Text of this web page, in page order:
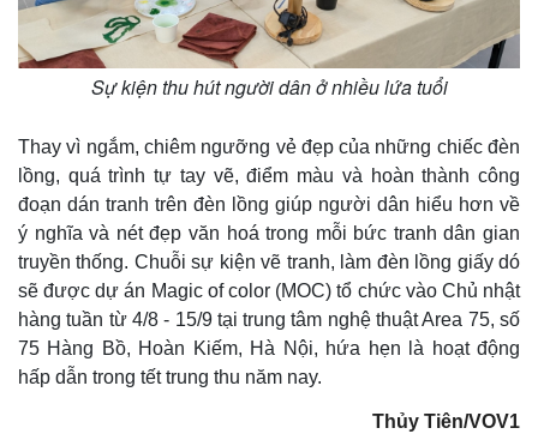
Sự kiện thu hút người dân ở nhiều lứa tuổi
Thay vì ngắm, chiêm ngưỡng vẻ đẹp của những chiếc đèn
lồng, quá trình tự tay vẽ, điểm màu và hoàn thành công
đoạn dán tranh trên đèn lồng giúp người dân hiểu hơn về
ý nghĩa và nét đẹp văn hoá trong mỗi bức tranh dân gian
truyền thống. Chuỗi sự kiện vẽ tranh, làm đèn lồng giấy dó
sẽ được dự án Magic of color (MOC) tổ chức vào Chủ nhật
hàng tuần từ 4/8 - 15/9 tại trung tâm nghệ thuật Area 75, số
75 Hàng Bồ, Hoàn Kiếm, Hà Nội, hứa hẹn là hoạt động
hấp dẫn trong tết trung thu năm nay.
Thủy Tiên/VOV1